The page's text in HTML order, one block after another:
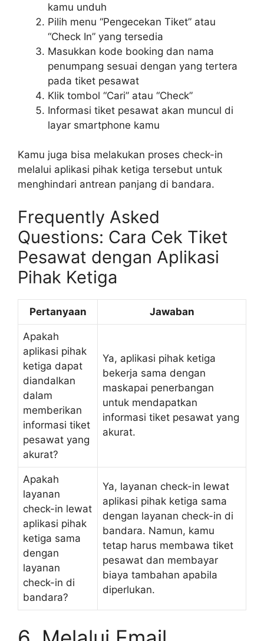
kamu unduh
Pilih menu “Pengecekan Tiket” atau
“Check In” yang tersedia
Masukkan kode booking dan nama
penumpang sesuai dengan yang tertera
pada tiket pesawat
Klik tombol “Cari” atau “Check”
Informasi tiket pesawat akan muncul di
layar smartphone kamu
Kamu juga bisa melakukan proses check-in
melalui aplikasi pihak ketiga tersebut untuk
menghindari antrean panjang di bandara.
Frequently Asked
Questions: Cara Cek Tiket
Pesawat dengan Aplikasi
Pihak Ketiga
Pertanyaan Jawaban
Apakah
aplikasi pihak
ketiga dapat
diandalkan
dalam
memberikan
informasi tiket
pesawat yang
akurat?
Ya, aplikasi pihak ketiga
bekerja sama dengan
maskapai penerbangan
untuk mendapatkan
informasi tiket pesawat yang
akurat.
Apakah
layanan
check-in lewat
aplikasi pihak
ketiga sama
dengan
layanan
check-in di
bandara?
Ya, layanan check-in lewat
aplikasi pihak ketiga sama
dengan layanan check-in di
bandara. Namun, kamu
tetap harus membawa tiket
pesawat dan membayar
biaya tambahan apabila
diperlukan.